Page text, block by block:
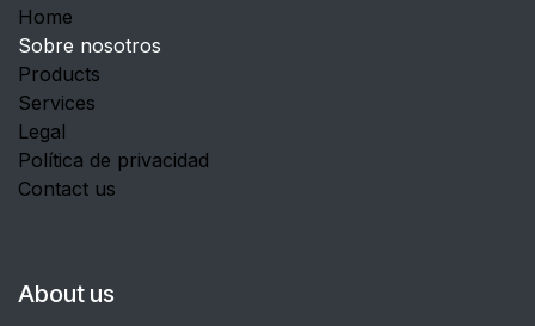
Home
Sobre nosotros
Products
Services
Legal
Política de privacidad
Contact us
About us